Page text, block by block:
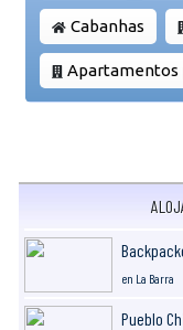
Cabanhas
Apartamentos
en La Barra
Pueblo